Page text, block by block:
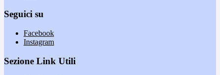
Seguici su
Facebook
Instagram
Sezione Link Utili